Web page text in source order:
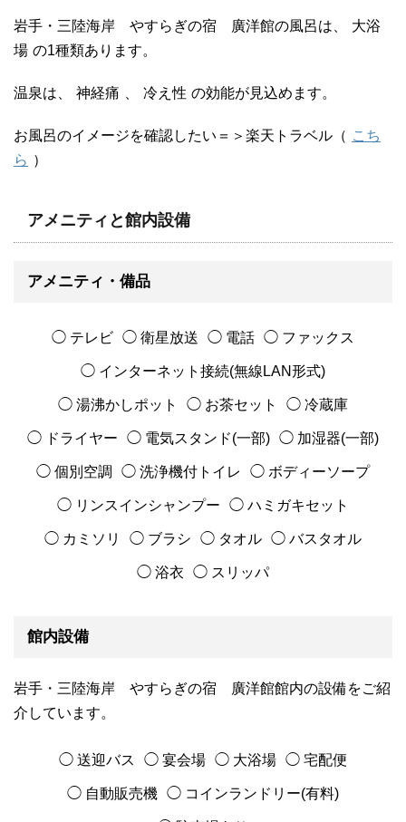
岩手・三陸海岸 やすらぎの宿 廣洋館の風呂は、
大浴
場 の1種類あります。
温泉は、 神経痛 冷え性 の効能が見込めます。
お風呂のイメージを確認したい＝＞楽天トラベル（ こち
ら ）
アメニティと館内設備
アメニティ・備品
◯ テレビ ◯ 衛星放送 ◯ 電話 ◯ ファックス
◯ インターネット接続(無線LAN形式)
◯ 湯沸かしポット ◯ お茶セット ◯ 冷蔵庫
◯ ドライヤー ◯ 電気スタンド(一部) ◯ 加湿器(一部)
◯ 個別空調 ◯ 洗浄機付トイレ ◯ ボディーソープ
◯ リンスインシャンプー ◯ ハミガキセット
◯ カミソリ ◯ ブラシ ◯ タオル ◯ バスタオル
◯ 浴衣 ◯ スリッパ
館内設備
岩手・三陸海岸 やすらぎの宿 廣洋館館内の設備をご紹
介しています。
◯ 送迎バス ◯ 宴会場 ◯ 大浴場 ◯ 宅配便
◯ 自動販売機 ◯ コインランドリー(有料)